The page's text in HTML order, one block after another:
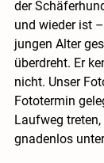
der
und wieder ist
jungen Alter
überdreht. Er
nicht. Unser
Fototermin
Laufweg
gnadenlos